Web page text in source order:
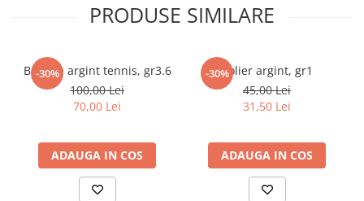
PRODUSE SIMILARE
-30%
Bratara argint tennis, gr3.6
100,00 Lei
70,00 Lei
ADAUGA IN COS
-30%Colier argint, gr1
45,00 Lei
31,50 Lei
ADAUGA IN COS